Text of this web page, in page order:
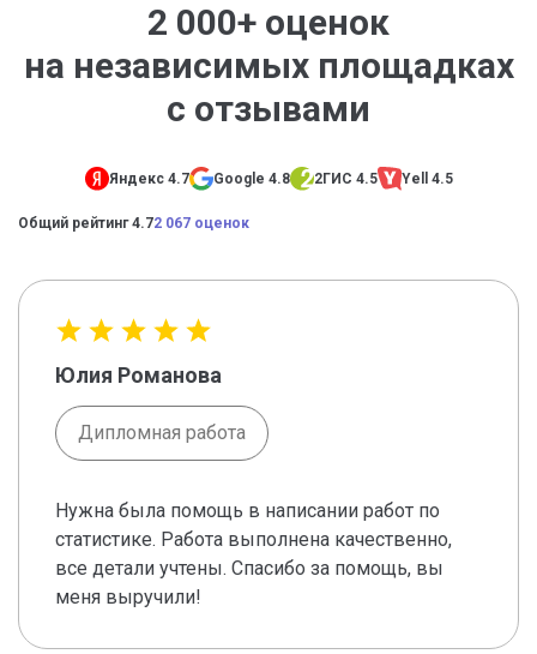
2 000+ оценок
на независимых площадках
с отзывами
Яндекс 4.7 Google 4.8 2ГИС 4.5 Yell 4.5
Общий рейтинг 4.72 067 оценок
Юлия Романова
Дипломная работа
Нужна была помощь в написании работ по
статистике. Работа выполнена качественно,
все детали учтены. Спасибо за помощь, вы
меня выручили!